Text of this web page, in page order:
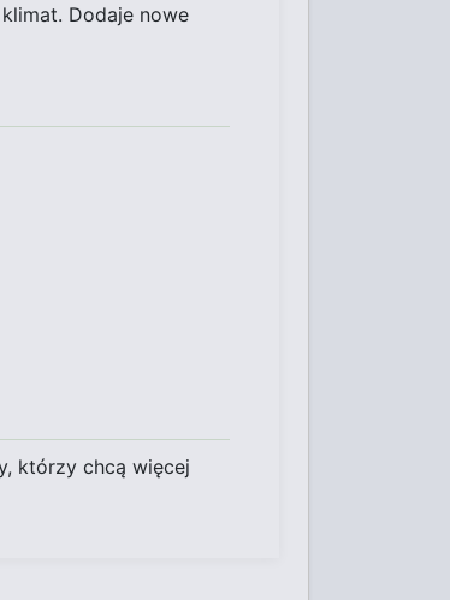
Dodaje nowe
którzy chcą więcej